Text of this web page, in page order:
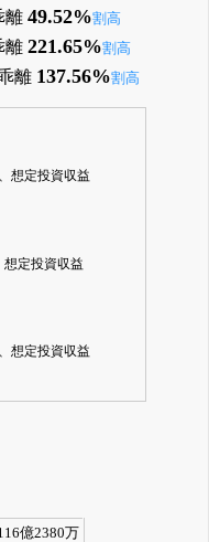
離49.52%割高
離221.65%割高
離 137.56%割高
想定投資収益
想定投資収益
想定投資収益
億2380万